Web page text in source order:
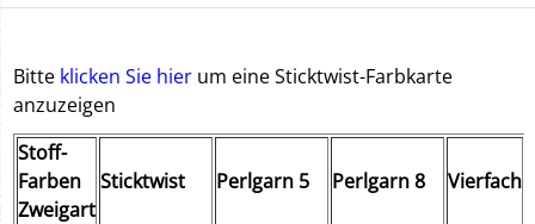
Bitte klicken Sie hier um eine Sticktwist-Farbkarte
anzuzeigen
Stoff-
Farben
Zweigart
Sticktwist Perlgarn 5 Perlgarn 8 Vierfach